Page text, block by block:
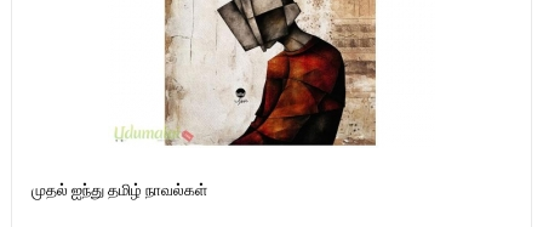
முதல் ஐந்து தமிழ் நாவல்கள்